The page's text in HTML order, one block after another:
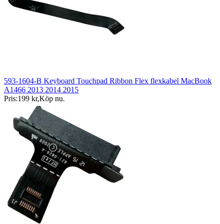
593-1604-B Keyboard Touchpad Ribbon Flex flexkabel MacBook
A1466 2013 2014 2015
Pris:199 kr,Köp nu.